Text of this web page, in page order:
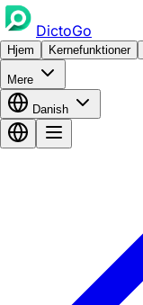
DictoGo
Hjem Kernefunktioner
Mere
Danish